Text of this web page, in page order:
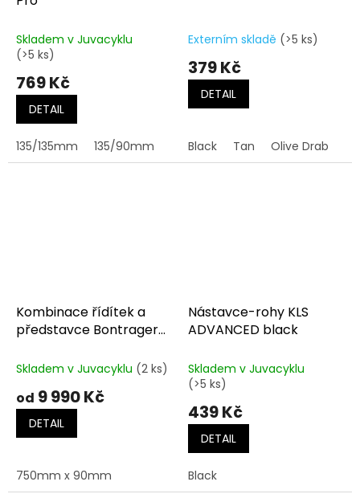
Skladem v Juvacyklu
(>5 ks)
769 Kč
DETAIL
135/135mm 135/90mm
Externím skladě (>5 ks)
379 Kč
DETAIL
Black Tan Olive Drab
Kombinace řídítek a
představce Bontrager
Skladem v Juvacyklu (2 ks)
od 9 990 Kč
DETAIL
750mm x 90mm
Nástavce-rohy KLS
ADVANCED black
Skladem v Juvacyklu
(>5 ks)
439 Kč
DETAIL
Black